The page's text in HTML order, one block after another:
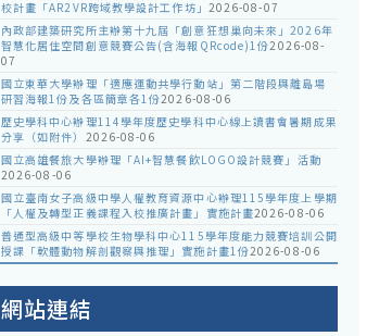
校計畫「AR2VR跨域教學設計工作坊」 2026-08-07
內政部建築研究所主辦第十九屆「創意狂想巢向未來」2026年
智慧化居住空間創意競賽公告(含海報QRcode)1份2026-08-
07
國立東華大學辦理「適應運動共學行動站」第二階段與離島場
研習海報1份及各區簡章各1份2026-08-06
歷史學科中心辦理114學年度歷史學科中心線上讀書會暑期成果
分享（如附件） 2026-08-06
國立高雄餐旅大學辦理「AI+智慧餐飲LOGO設計競賽」活動
2026-08-06
國立臺南女子高級中學人權教育資源中心辦理115學年度上學期
「人權及轉型正義課程入校推廣計畫」實施計畫2026-08-06
普通型高級中等學校生物學科中心115學年度能力競賽培訓公開
授課「軟體動物解剖觀察與推理」實施計畫1份2026-08-06
網站連結